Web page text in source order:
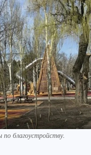
благоустройству.